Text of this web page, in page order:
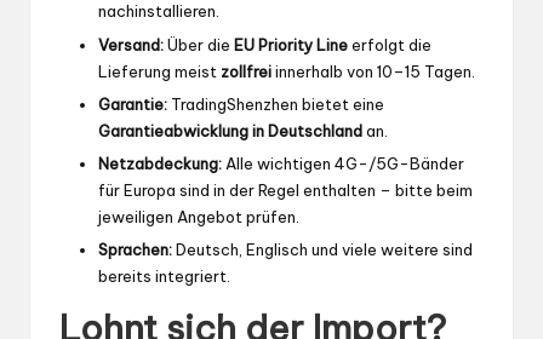
nachinstallieren.
Versand:Über die EU Priority Lineerfolgt die
Lieferung meist zollfreiinnerhalb von 10–15 Tagen.
Garantie: TradingShenzhen bietet eine
Garantieabwicklung in Deutschlandan.
Netzabdeckung: Alle wichtigen 4G-/5G-Bänder
für Europa sind in der Regel enthalten – bitte beim
jeweiligen Angebot prüfen.
Sprachen:Deutsch, Englisch und viele weitere sind
bereits integriert.
Lohnt sich der Import?